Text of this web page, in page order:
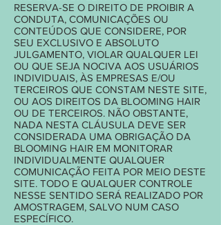
RESERVA-SE O DIREITO DE PROIBIR A
CONDUTA, COMUNICAÇÕES OU
CONTEÚDOS QUE CONSIDERE, POR
SEU EXCLUSIVO E ABSOLUTO
JULGAMENTO, VIOLAR QUALQUER LEI
OU QUE SEJA NOCIVA AOS USUÁRIOS
INDIVIDUAIS, ÀS EMPRESAS E/OU
TERCEIROS QUE CONSTAM NESTE SITE,
OU AOS DIREITOS DA BLOOMING HAIR
OU DE TERCEIROS. NÃO OBSTANTE,
NADA NESTA CLÁUSULA DEVE SER
CONSIDERADA UMA OBRIGAÇÃO DA
BLOOMING HAIR EM MONITORAR
INDIVIDUALMENTE QUALQUER
COMUNICAÇÃO FEITA POR MEIO DESTE
SITE. TODO E QUALQUER CONTROLE
NESSE SENTIDO SERÁ REALIZADO POR
AMOSTRAGEM, SALVO NUM CASO
ESPECÍFICO.